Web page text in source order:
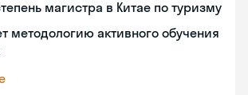
магистра в Китае по туризму
методологию активного обучения